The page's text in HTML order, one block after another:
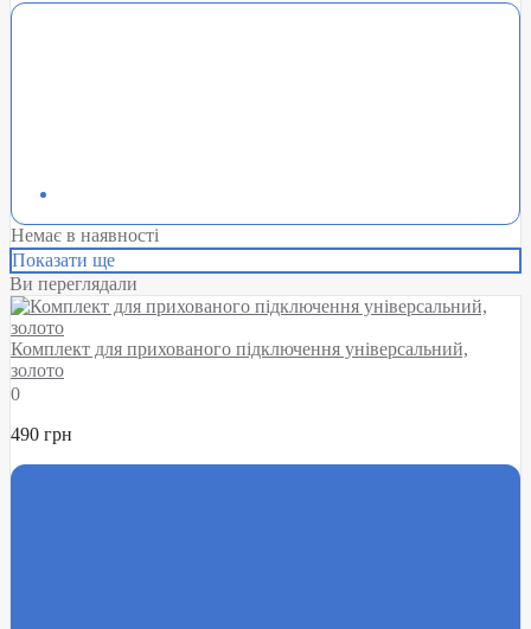
Немає в наявності
Показати ще
Ви переглядали
Комплект для прихованого підключення універсальний,
золото
0
490 грн